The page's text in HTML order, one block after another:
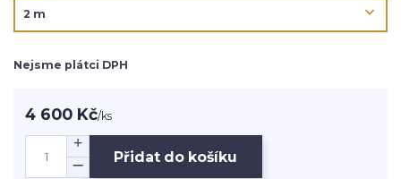
Nejsme plátci DPH
4 600 Kč/ks
Přidat do košíku